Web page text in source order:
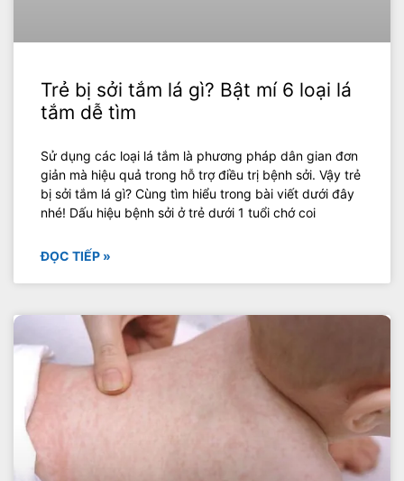
Trẻ bị sởi tắm lá gì? Bật mí 6 loại lá
tắm dễ tìm
Sử dụng các loại lá tắm là phương pháp dân gian đơn
giản mà hiệu quả trong hỗ trợ điều trị bệnh sởi. Vậy trẻ
bị sởi tắm lá gì? Cùng tìm hiểu trong bài viết dưới đây
nhé! Dấu hiệu bệnh sởi ở trẻ dưới 1 tuổi chớ coi
ĐỌC TIẾP »